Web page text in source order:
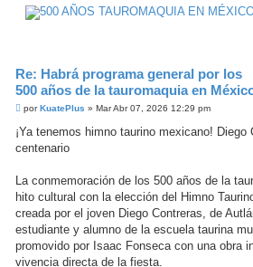
Re: Habrá programa general por los
500 años de la tauromaquia en
M
n
a
porKuatePlus » Mar Abr 07, 2026 12:29 pm
¡Ya tenemos himno taurino mexicano!
centenario
La conmemoración de los 500 años de la
hito cultural con la elección del Himno
creada por el joven Diego Contreras, de
estudiante y alumno de la escuela taurina
promovido por Isaac Fonseca con una obra
vivencia directa de la fiesta.